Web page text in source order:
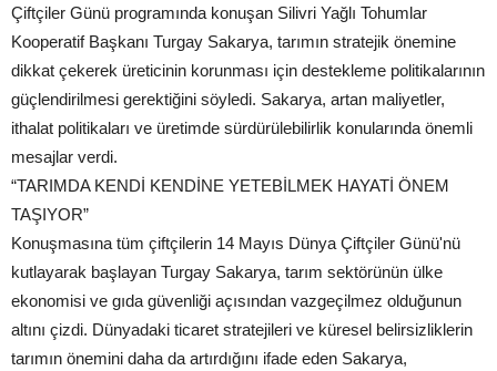
Çiftçiler Günü programında konuşan Silivri Yağlı Tohumlar
Kooperatif Başkanı Turgay Sakarya, tarımın stratejik önemine
dikkat çekerek üreticinin korunması için destekleme politikalarının
güçlendirilmesi gerektiğini söyledi. Sakarya, artan maliyetler,
ithalat politikaları ve üretimde sürdürülebilirlik konularında önemli
mesajlar verdi.
“TARIMDA KENDİ KENDİNE YETEBİLMEK HAYATİ ÖNEM
TAŞIYOR”
Konuşmasına tüm çiftçilerin 14 Mayıs Dünya Çiftçiler Günü'nü
kutlayarak başlayan Turgay Sakarya, tarım sektörünün ülke
ekonomisi ve gıda güvenliği açısından vazgeçilmez olduğunun
altını çizdi. Dünyadaki ticaret stratejileri ve küresel belirsizliklerin
tarımın önemini daha da artırdığını ifade eden Sakarya,